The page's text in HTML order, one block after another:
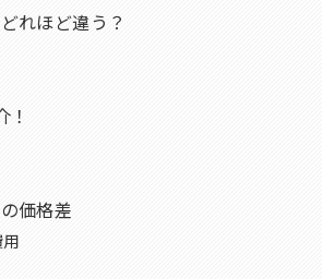
れほど違う？
価格差